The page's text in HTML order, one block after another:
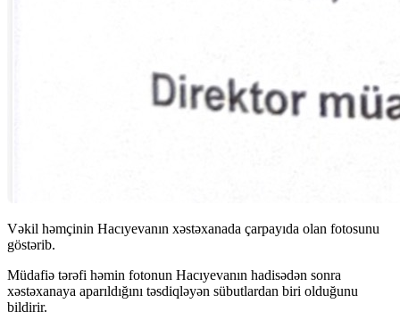
Vəkil həmçinin Hacıyevanın xəstəxanada çarpayıda olan fotosunu
göstərib.
Müdafiə tərəfi həmin fotonun Hacıyevanın hadisədən sonra
xəstəxanaya aparıldığını təsdiqləyən sübutlardan biri olduğunu
bildirir.